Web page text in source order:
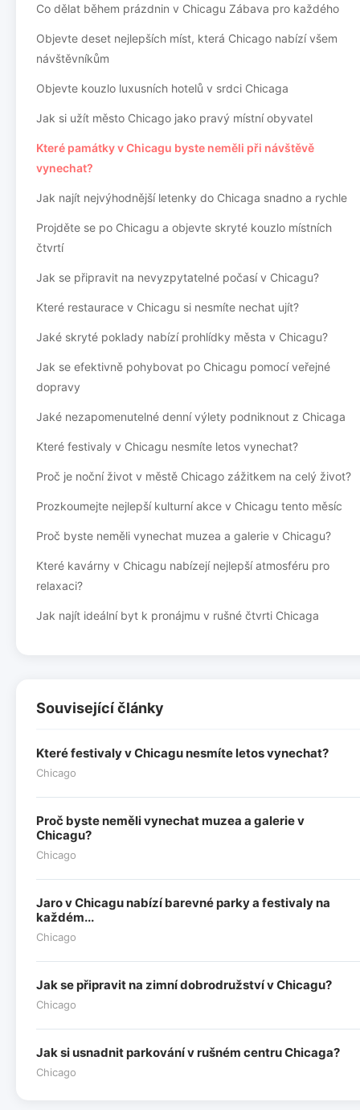
Co dělat během prázdnin v Chicagu Zábava pro každého
Objevte deset nejlepších míst, která Chicago nabízí všem
návštěvníkům
Objevte kouzlo luxusních hotelů v srdci Chicaga
Jak si užít město Chicago jako pravý místní obyvatel
Které památky v Chicagu byste neměli při návštěvě
vynechat?
Jak najít nejvýhodnější letenky do Chicaga snadno a rychle
Projděte se po Chicagu a objevte skryté kouzlo místních
čtvrtí
Jak se připravit na nevyzpytatelné počasí v Chicagu?
Které restaurace v Chicagu si nesmíte nechat ujít?
Jaké skryté poklady nabízí prohlídky města v Chicagu?
Jak se efektivně pohybovat po Chicagu pomocí veřejné
dopravy
Jaké nezapomenutelné denní výlety podniknout z Chicaga
Které festivaly v Chicagu nesmíte letos vynechat?
Proč je noční život v městě Chicago zážitkem na celý život?
Prozkoumejte nejlepší kulturní akce v Chicagu tento měsíc
Proč byste neměli vynechat muzea a galerie v Chicagu?
Které kavárny v Chicagu nabízejí nejlepší atmosféru pro
relaxaci?
Jak najít ideální byt k pronájmu v rušné čtvrti Chicaga
Související články
Které festivaly v Chicagu nesmíte letos vynechat?
Chicago
Proč byste neměli vynechat muzea a galerie v
Chicagu?
Chicago
Jaro v Chicagu nabízí barevné parky a festivaly na
každém...
Chicago
Jak se připravit na zimní dobrodružství v Chicagu?
Chicago
Jak si usnadnit parkování v rušném centru Chicaga?
Chicago